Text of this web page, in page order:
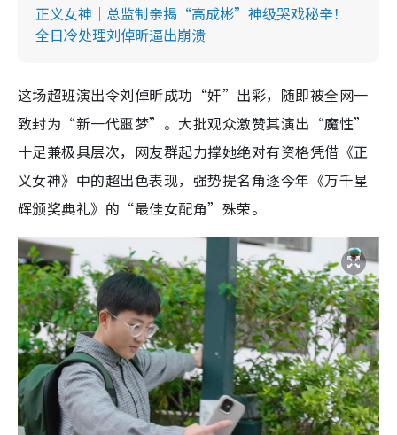
正义女神｜总监制亲揭“高成彬”神级哭戏秘辛！
全日冷处理刘倬昕逼出崩溃
这场超班演出令刘倬昕成功“奸”出彩，随即被全网一
致封为“新一代噩梦”。大批观众激赞其演出“魔性”
十足兼极具层次，网友群起力撑她绝对有资格凭借《正
义女神》中的超出色表现，强势提名角逐今年《万千星
辉颁奖典礼》的“最佳女配角”殊荣。